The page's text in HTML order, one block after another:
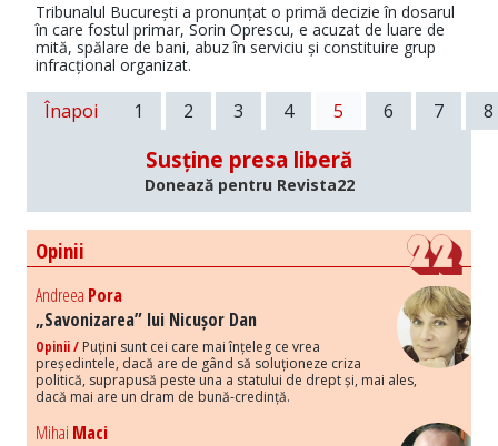
Tribunalul București a pronunțat o primă decizie în dosarul
în care fostul primar, Sorin Oprescu, e acuzat de luare de
mită, spălare de bani, abuz în serviciu și constituire grup
infracțional organizat.
Înapoi 1 2 3 4 5 6 7 8
Susține presa liberă
Donează pentru Revista22
Opinii
Andreea Pora
„Savonizarea” lui Nicușor Dan
Opinii / Puțini sunt cei care mai înțeleg ce vrea
președintele, dacă are de gând să soluționeze criza
politică, suprapusă peste una a statului de drept și, mai ales,
dacă mai are un dram de bună-credință.
Mihai Maci